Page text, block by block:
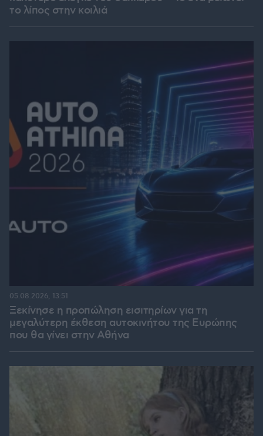
το λίπος στην κοιλιά
Ξεκίνησε η προπώληση εισιτηρίων για τη
μεγαλύτερη έκθεση αυτοκινήτου της Ευρώπης
που θα γίνει στην Αθήνα
05.08.2026, 13:51